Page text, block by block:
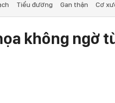
Tiểu đường Gan thận Cơ
không ngờ